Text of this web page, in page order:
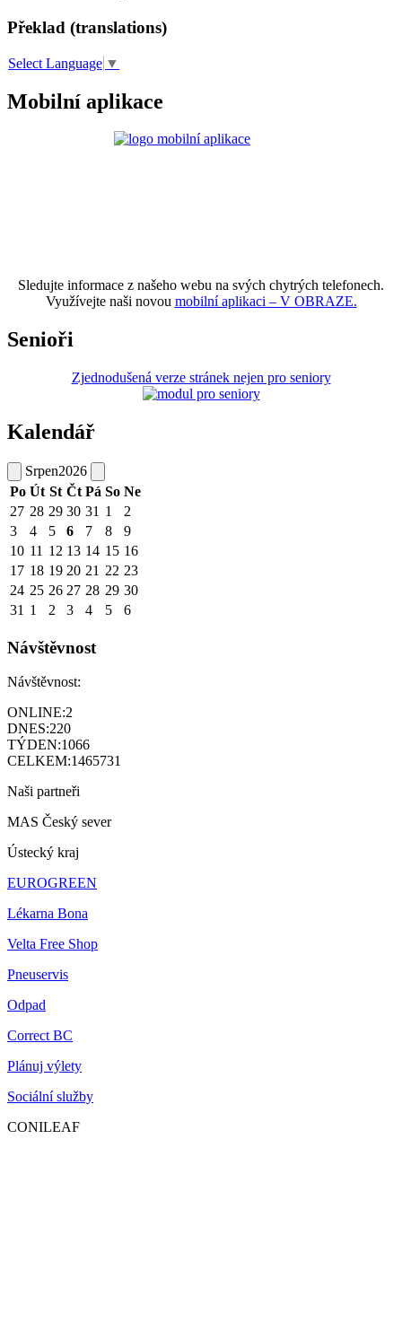
Překlad (translations)
Select Language ▼
Mobilní aplikace
Sledujte informace z našeho webu na svých chytrých telefonech.
Využívejte naši novou mobilní aplikaci – V OBRAZE.
Senioři
Zjednodušená verze stránek nejen pro seniory
Kalendář
Srpen2026
Po Út St Čt Pá So Ne
27 28 29 30 31 1
2
3
4 5 6 7 8
9
10 11 12 13 14 15 16
17 18 19 20 21 22 23
24 25 26 27 28 29 30
31 1 2 3 4 5 6
Návštěvnost
Návštěvnost:
ONLINE:2
DNES:220
TÝDEN:1066
CELKEM:1465731
Naši partneři
MAS Český sever
Ústecký kraj
EUROGREEN
Lékarna Bona
Velta Free Shop
Pneuservis
Odpad
Correct BC
Plánuj výlety
Sociální služby
CONILEAF